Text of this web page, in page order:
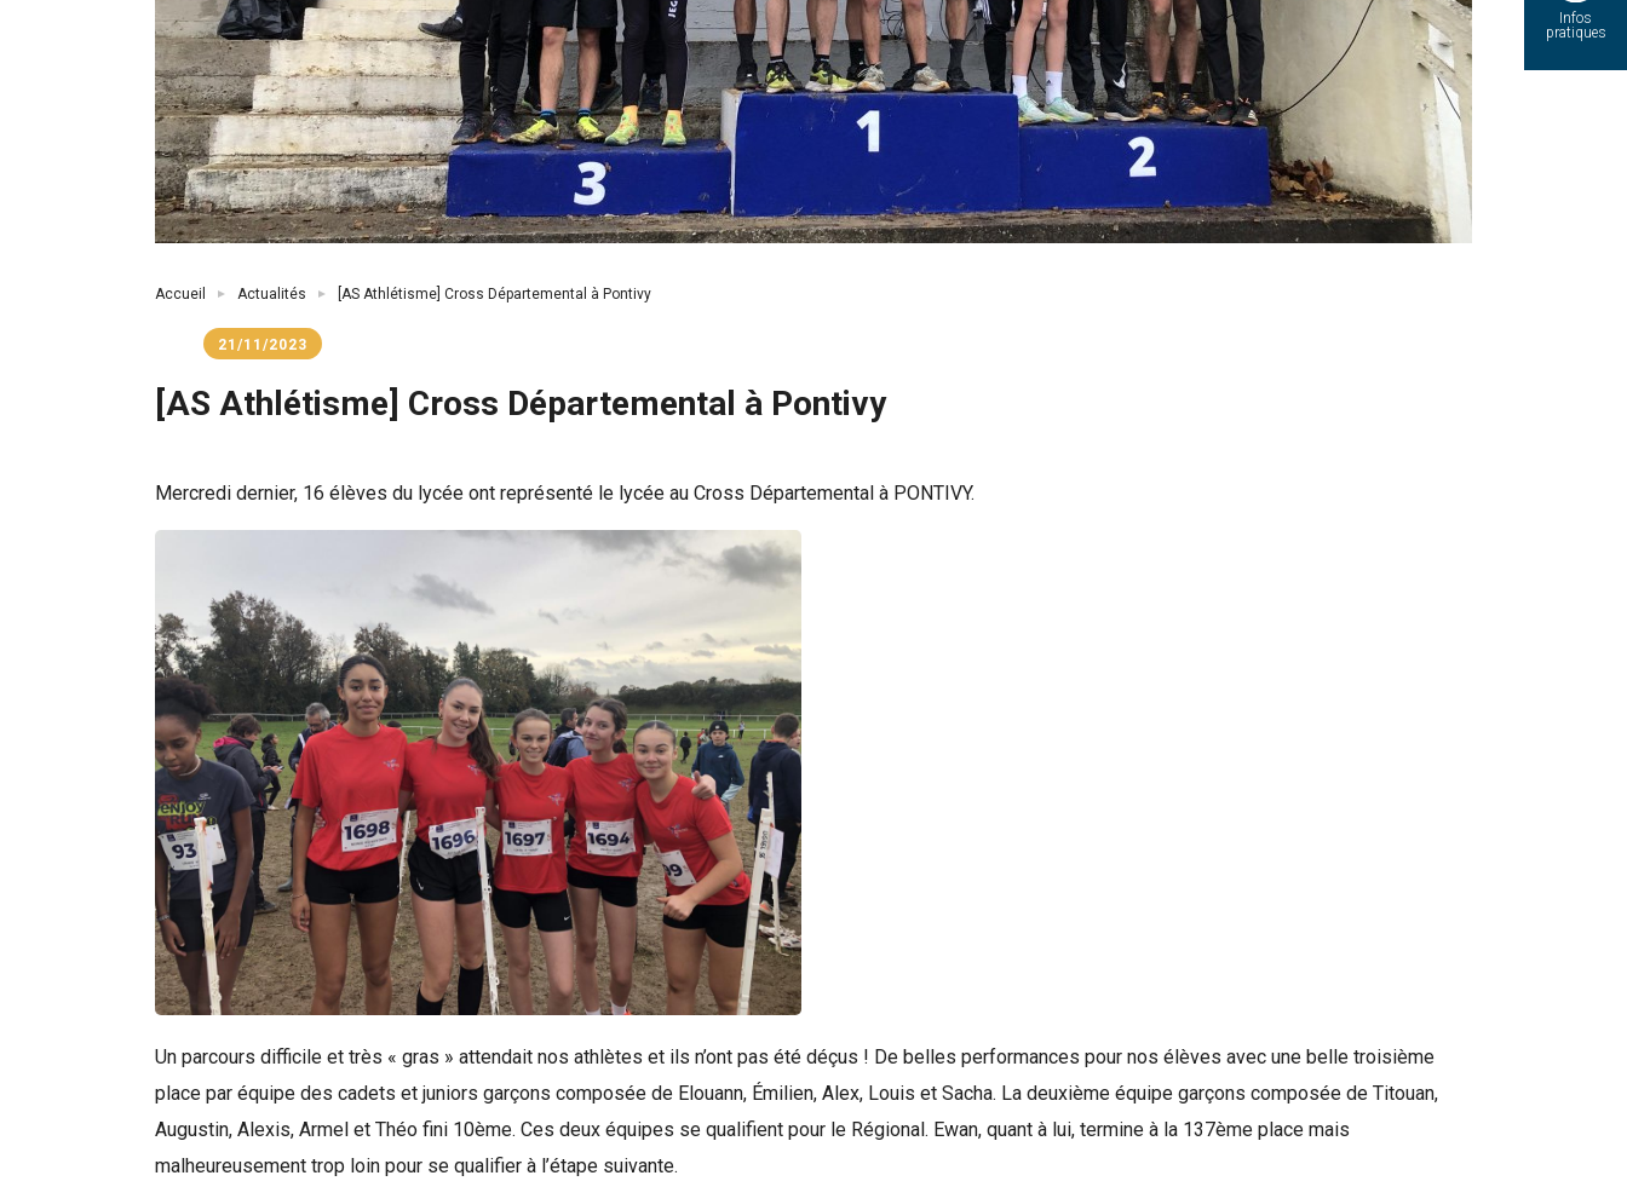
Infos
pratiques
Fil
Accueil Actualités [AS Athlétisme] Cross Départemental à Pontivy
21/11/2023
[AS Athlétisme] Cross Départemental à Pontivy
Mercredi dernier, 16 élèves du lycée ont représenté le lycée au Cross Départemental à PONTIVY.
Un parcours difficile et très « gras » attendait nos athlètes et ils n’ont pas été déçus ! De belles performances pour nos élèves avec une belle troisième
place par équipe des cadets et juniors garçons composée de Elouann, Émilien, Alex, Louis et Sacha. La deuxième équipe garçons composée de Titouan,
Augustin, Alexis, Armel et Théo fini 10ème. Ces deux équipes se qualifient pour le Régional. Ewan, quant à lui, termine à la 137ème place mais
malheureusement trop loin pour se qualifier à l’étape suivante.